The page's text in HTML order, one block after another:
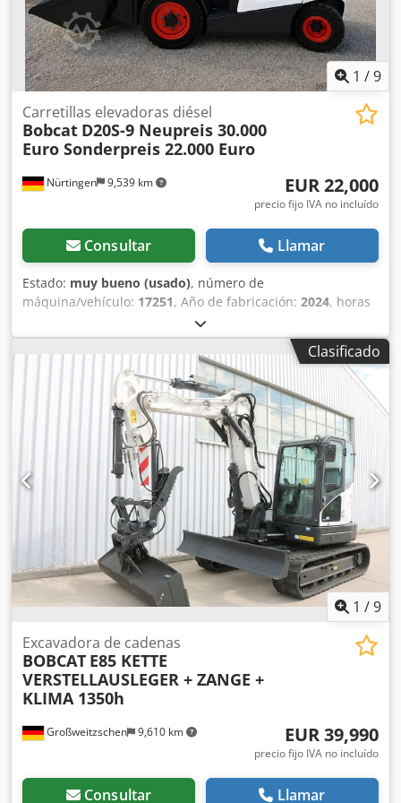
1 /9
Nürtingen 9,539 km
Carretillas elevadoras diésel
Bobcat D20S-9 Neupreis 30.000
Euro Sonderpreis 22.000 Euro
EUR 22,000
precio fijo IVA no incluído
Consultar Llamar
Estado: muy bueno (usado), número de
máquina/vehículo: 17251, Año de fabricación: 2024, horas
, capacidad de carga:
altura de elevación:4,730 mm, ascensor libre:1,470 mm,
, tipo de combustible: diésel, tipo
de mástil:
triple, altura de construcción:2,190 mm
longitud de la horquilla:1,050 mm, tamaño del neumático
7.00-15 5.50, tamaño del neumático trasero:
, peso total:4,053 kg
, 5215420 Crsdpfx Ajzr Db
Hoidjf Número de serie: FDA2A-5052-00236
Clasificado
1 /9
Großweitzschen 9,610 km
Excavadora de cadenas
BOBCAT E85 KETTE
VERSTELLAUSLEGER + ZANGE +
KLIMA 1350h
EUR 39,990
precio fijo IVA no incluído
Consultar Llamar